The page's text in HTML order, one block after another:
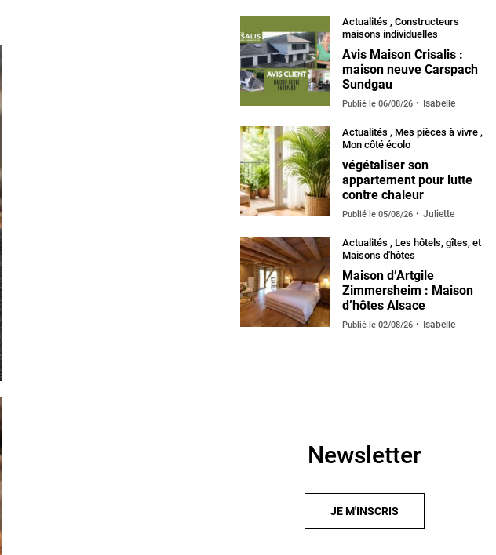
Actualités , Constructeurs
maisons individuelles
Avis Maison Crisalis :
maison neuve Carspach
Sundgau
Publié le 06/08/26 Isabelle
Actualités , Mes pièces à vivre ,
Mon côté écolo
végétaliser son
appartement pour lutte
contre chaleur
Publié le 05/08/26 Juliette
Actualités , Les hôtels, gîtes, et
Maisons d'hôtes
Maison d’Artgile
Zimmersheim : Maison
d’hôtes Alsace
Publié le 02/08/26 Isabelle
Newsletter
JE M'INSCRIS